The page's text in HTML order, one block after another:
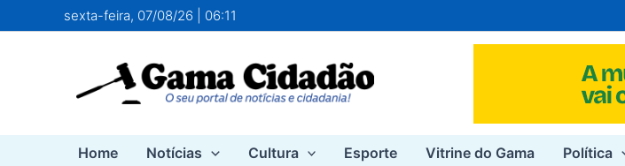
para
sexta-feira, 07/08/26 | 06:11
Home Notícias Cultura Esporte Vitrine do Gama Política